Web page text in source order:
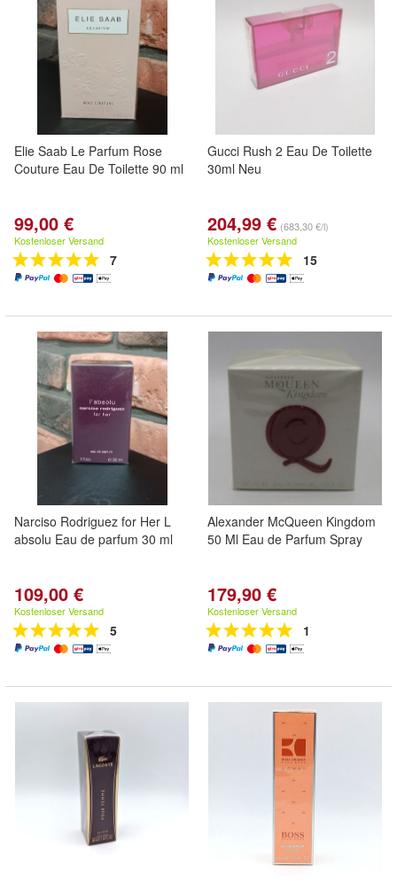
Elie Saab Le Parfum Rose
Couture Eau De Toilette 90 ml
99,00 €
Kostenloser Versand
7
Gucci Rush 2 Eau De Toilette
30ml Neu
204,99 € (683,30 €/l)
Kostenloser Versand
15
Narciso Rodriguez for Her L
absolu Eau de parfum 30 ml
109,00 €
Kostenloser Versand
5
Alexander McQueen Kingdom
50 Ml Eau de Parfum Spray
179,90 €
Kostenloser Versand
1